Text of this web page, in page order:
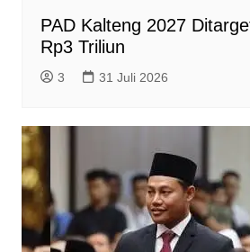
PAD Kalteng 2027
Rp3 Triliun
3 31 Juli 2026